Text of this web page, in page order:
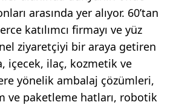
arasında yer alıyor. 60’tan
katılımcı firmayı ve yüz
ziyaretçiyi bir araya getiren
içecek, ilaç, kozmetik ve
yönelik ambalaj çözümleri,
ve paketleme hatları, robotik